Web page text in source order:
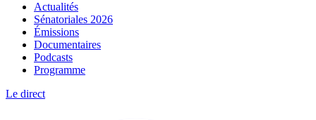
Actualités
Sénatoriales 2026
Émissions
Documentaires
Podcasts
Programme
Le direct